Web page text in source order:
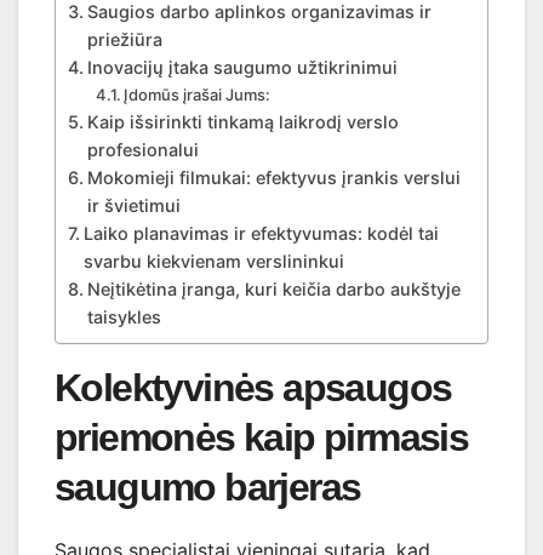
Saugios darbo aplinkos organizavimas ir
priežiūra
Inovacijų įtaka saugumo užtikrinimui
Įdomūs įrašai Jums:
Kaip išsirinkti tinkamą laikrodį verslo
profesionalui
Mokomieji filmukai: efektyvus įrankis verslui
ir švietimui
Laiko planavimas ir efektyvumas: kodėl tai
svarbu kiekvienam verslininkui
Neįtikėtina įranga, kuri keičia darbo aukštyje
taisykles
Kolektyvinės apsaugos
priemonės kaip pirmasis
saugumo barjeras
Saugos specialistai vieningai sutaria, kad